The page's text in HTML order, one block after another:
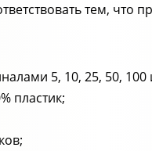
тем, что
5, 10, 25, 50,
пластик;